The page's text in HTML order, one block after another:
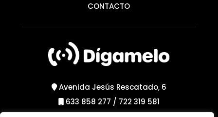
CONTACTO
Avenida Jesús Rescatado, 6
633 858 277 / 722 319 581